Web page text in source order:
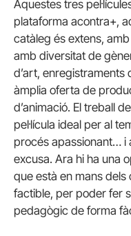
Aquestes tres
plataforma acontra+,
catàleg és extens,
amb diversitat de
d’art, enregistraments
àmplia oferta de
d’animació. El treball
pel·lícula ideal per al
procés apassionant… i
excusa. Ara hi ha una
que està en mans
factible, per poder fer
pedagògic de forma